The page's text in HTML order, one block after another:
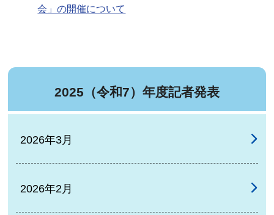
会」の開催について
2025（令和7）年度記者発表
2026年3月
2026年2月